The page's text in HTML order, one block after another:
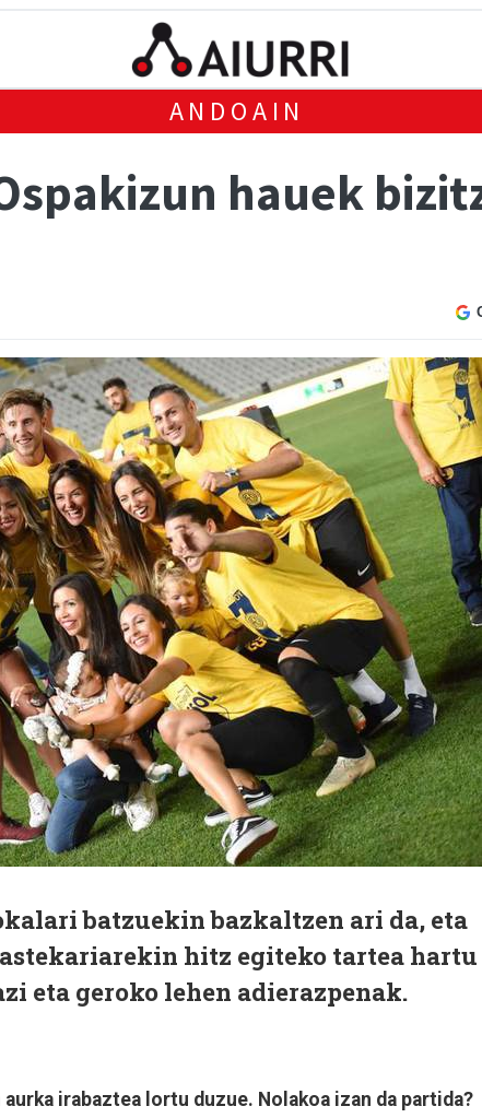
ANDOAIN
hauek
batzuekin bazkaltzen ari da, eta
hitz egiteko tartea hartu
eta geroko lehen adierazpenak.
irabaztea lortu duzue. Nolakoa izan da partida?